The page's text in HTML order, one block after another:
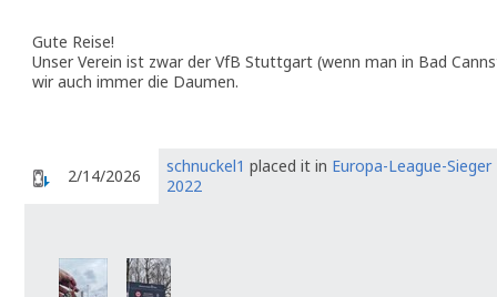
Gute Reise!
Unser Verein ist zwar der VfB Stuttgart (wenn man in Bad
wir auch immer die Daumen.
2/14/2026 schnuckel1 placed it in Europa-League-Sieger
2022